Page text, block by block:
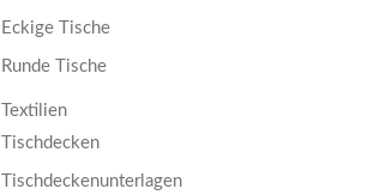
Eckige Tische
Runde Tische
Textilien
Tischdecken
Tischdeckenunterlagen